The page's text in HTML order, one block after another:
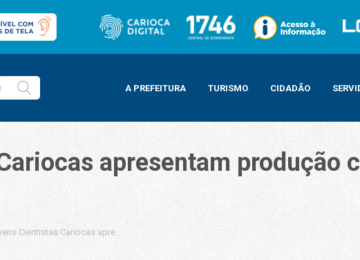
A PREFEITURA TURISMO CIDADÃO
apresentam produção
Cientistas Cariocas apresentam produção científica no Porto Maravalley